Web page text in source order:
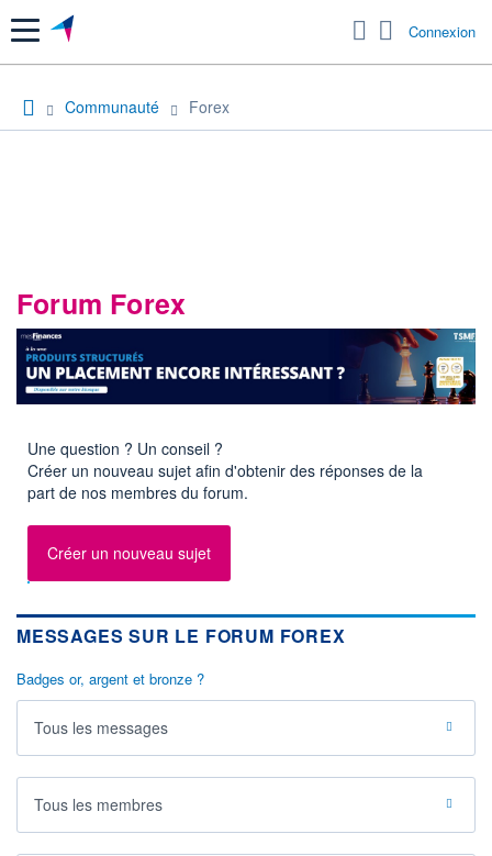
Menu Connexion
Communauté Forex
Forum Forex
Une question ? Un conseil ?
Créer un nouveau sujet afin d'obtenir des réponses de la
part de nos membres du forum.
Créer un nouveau sujet
MESSAGES SUR LE FORUM FOREX
Badges or, argent et bronze ?
Tous les messages
Tous les membres